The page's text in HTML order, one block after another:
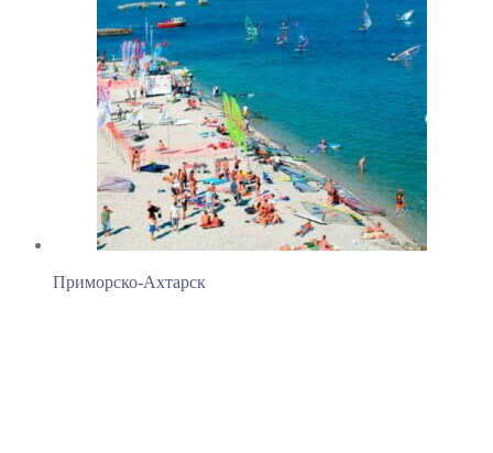
Приморско-Ахтарск